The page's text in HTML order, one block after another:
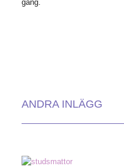
gång.
ANDRA INLÄGG